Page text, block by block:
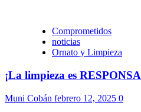
Comprometidos
noticias
Ornato y Limpieza
¡La limpieza es
Muni Cobán febrero 12, 2025 0